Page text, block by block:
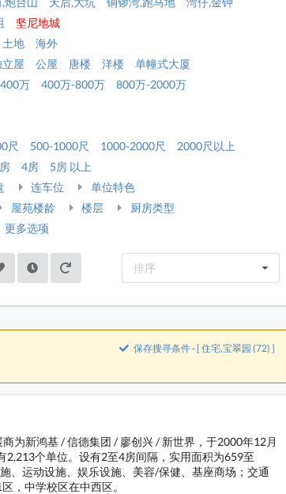
坚尼地城
土地
海外
立屋 公屋 唐楼 洋楼
单幢式大厦
万 400万-800万
800万-2000万
尺 500-1000尺 1000-2000尺
2000尺以上
4房
5房 以上
连车位
单位特色
屋苑楼龄 楼层
厨房类型
更多选项
排序
保存搜寻条件 - [ 住宅,宝翠园 (72) ]
为新鸿基 / 信德集团 / 廖创兴 / 新世界，于2000年12月
个单位。设有2至4房间隔，实用面积为659至
、运动设施、娱乐设施、美容/保健、基座商场；交通
，中学校区在中西区。